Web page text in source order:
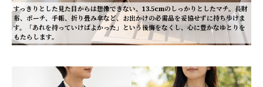
すっきりとした見た目からは想像できない、13.5cmのしっかりとしたマチ。長財
布、ポーチ、手帳、折り畳み傘など、お出かけの必需品を妥協せずに持ち歩けま
す。「あれを持っていけばよかった」という後悔をなくし、心に豊かなゆとりを
もたらします。